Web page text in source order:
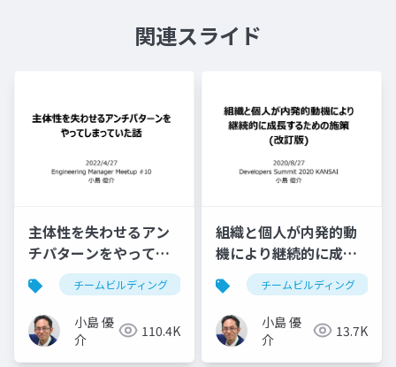
関連スライド
主体性を失わせるアン
チパターンをやってし
まっていた話チームビルディング 育成 ハピネスチームビルデ
小島 優
介
110.4K
組織と個人が内発的動
機により継続的に成長
するための施策
チームビルディング
小島 優
介
13.7K